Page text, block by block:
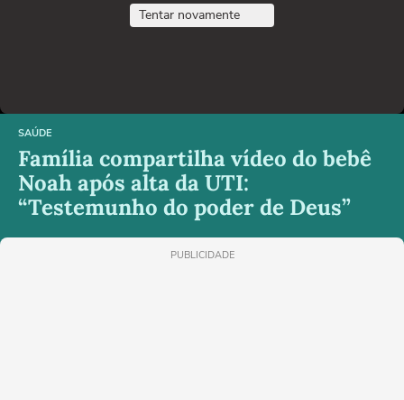
Tentar novamente
SAÚDE
Família compartilha vídeo do bebê
Noah após alta da UTI:
“Testemunho do poder de Deus”
PUBLICIDADE